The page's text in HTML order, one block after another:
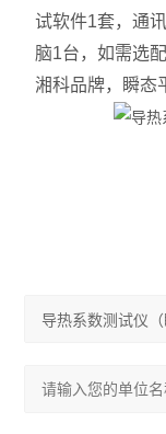
试软件1套，通
脑1台，如需选
湘科品牌，瞬态